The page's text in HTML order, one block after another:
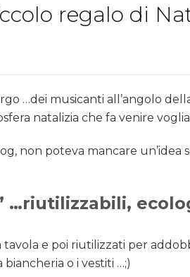
regalo di
…dei musicanti all’angolo
natalizia che fa venire
non poteva mancare un’idea
…riutilizzabili,
e poi riutilizzati per
o i vestiti …;)